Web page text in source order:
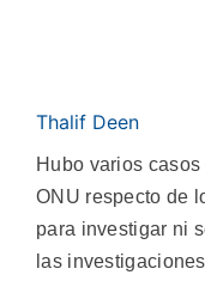
Thalif Deen
Hubo varios
ONU respecto de
para investigar ni
las